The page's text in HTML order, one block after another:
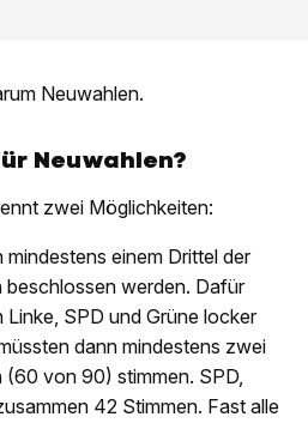
Neuwahlen.
Neuwahlen?
zwei Möglichkeiten:
einem Drittel der
werden. Dafür
SPD und Grüne locker
dann mindestens zwei
von 90) stimmen. SPD,
42 Stimmen. Fast alle